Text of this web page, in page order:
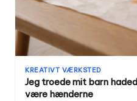
KREATIVT VÆRKSTED
Jeg troede mit barn
være hænderne